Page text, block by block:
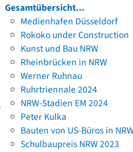
Gesamtübersicht...
Medienhafen Düsseldorf
Rokoko under Construction
Kunst und Bau NRW
Rheinbrücken in NRW
Werner Ruhnau
Ruhrtriennale 2024
NRW-Stadien EM 2024
Peter Kulka
Bauten von US-Büros in
Schulbaupreis NRW 2023